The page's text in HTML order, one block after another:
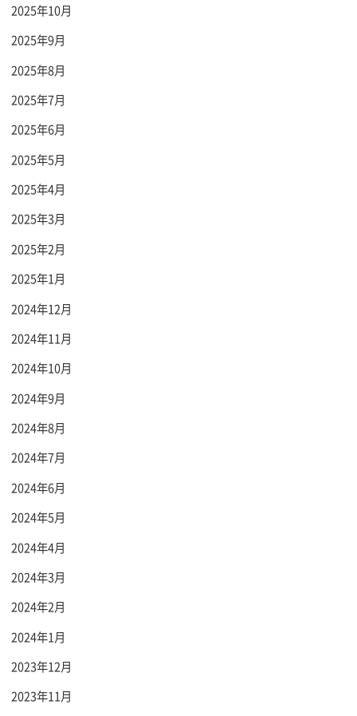
2025年10月
2025年9月
2025年8月
2025年7月
2025年6月
2025年5月
2025年4月
2025年3月
2025年2月
2025年1月
2024年12月
2024年11月
2024年10月
2024年9月
2024年8月
2024年7月
2024年6月
2024年5月
2024年4月
2024年3月
2024年2月
2024年1月
2023年12月
2023年11月